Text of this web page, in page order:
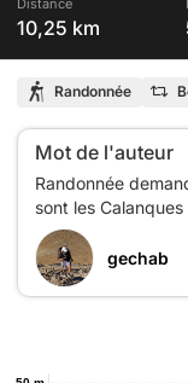
Distance
10,25 km
Randonnée
Mot de l'auteur
Randonnée
gechab